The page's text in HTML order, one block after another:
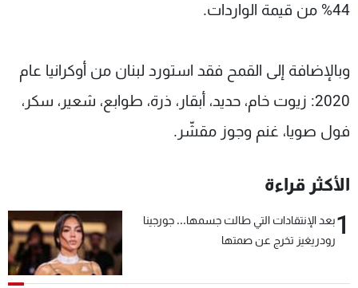
44% من قيمة الواردات.
وبالإضافة إلى القمح فقد استورد لبنان من أوكرانيا عام
2020: زيوت خام، حديد، أبقار، ذرة، طوابع، شعير، سكر،
فول صويا، غنم وجوز مقشّر.
الأكثر قراءة
1بعد الإنتقادات التي طالت جسمها... جورجينا
رودريغيز تخرج عن صمتها